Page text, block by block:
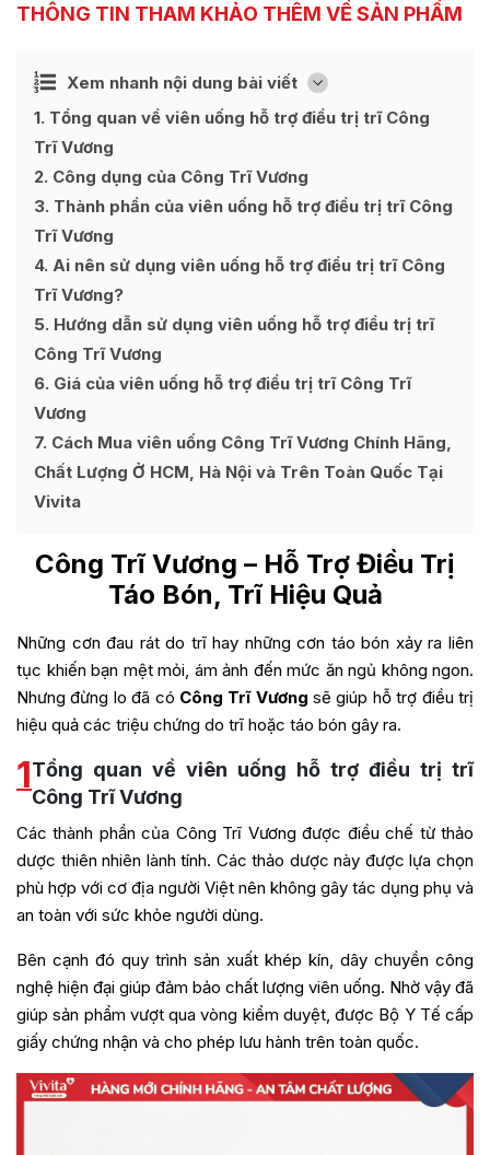
THÔNG TIN THAM KHẢO THÊM VỀ SẢN PHẨM
Xem nhanh nội dung bài viết [
Ẩn
1 Tổng quan về viên uống hỗ trợ điều trị trĩ Công
Trĩ Vương
2 Công dụng của Công Trĩ Vương
3 Thành phần của viên uống hỗ trợ điều trị trĩ Công
Trĩ Vương
4 Ai nên sử dụng viên uống hỗ trợ điều trị trĩ Công
Trĩ Vương?
5 Hướng dẫn sử dụng viên uống hỗ trợ điều trị trĩ
Công Trĩ Vương
6 Giá của viên uống hỗ trợ điều trị trĩ Công Trĩ
Vương
7 Cách Mua viên uống Công Trĩ Vương Chính Hãng,
Chất Lượng Ở HCM, Hà Nội và Trên Toàn Quốc Tại
Vivita
Công Trĩ Vương – Hỗ Trợ Điều Trị
Táo Bón, Trĩ Hiệu Quả
Những cơn đau rát do trĩ hay những cơn táo bón xảy ra liên
tục khiến bạn mệt mỏi, ám ảnh đến mức ăn ngủ không ngon.
Nhưng đừng lo đã có Công Trĩ Vương sẽ giúp hỗ trợ điều trị
hiệu quả các triệu chứng do trĩ hoặc táo bón gây ra.
1Tổng quan về viên uống hỗ trợ điều trị trĩ
Công Trĩ Vương
Các thành phần của Công Trĩ Vương được điều chế từ thảo
dược thiên nhiên lành tính. Các thảo dược này được lựa chọn
phù hợp với cơ địa người Việt nên không gây tác dụng phụ và
an toàn với sức khỏe người dùng.
Bên cạnh đó quy trình sản xuất khép kín, dây chuyền công
nghệ hiện đại giúp đảm bảo chất lượng viên uống. Nhờ vậy đã
giúp sản phẩm vượt qua vòng kiểm duyệt, được Bộ Y Tế cấp
giấy chứng nhận và cho phép lưu hành trên toàn quốc.